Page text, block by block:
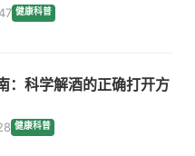
健康科普
：科学解酒的正确打开方
健康科普